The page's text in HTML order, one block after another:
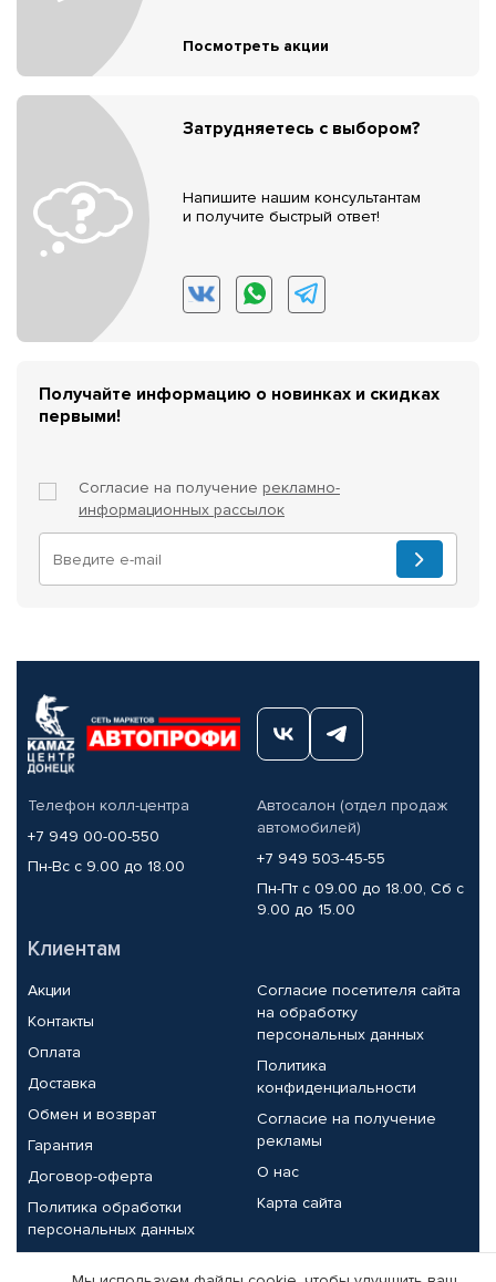
Посмотреть акции
Затрудняетесь с выбором?
Напишите нашим консультантам
и получите быстрый ответ!
Получайте информацию о новинках и скидках
первыми!
Согласие на получение рекламно-
информационных рассылок
Телефон колл-центра
+7 949 00-00-550
Пн-Вс с 9.00 до 18.00
Автосалон (отдел продаж
автомобилей)
+7 949 503-45-55
Пн-Пт с 09.00 до 18.00, Сб с
9.00 до 15.00
Клиентам
Акции
Контакты
Оплата
Доставка
Обмен и возврат
Гарантия
Договор-оферта
Политика обработки
персональных данных
Согласие посетителя сайта
на обработку
персональных данных
Политика
конфиденциальности
Согласие на получение
рекламы
О нас
Карта сайта